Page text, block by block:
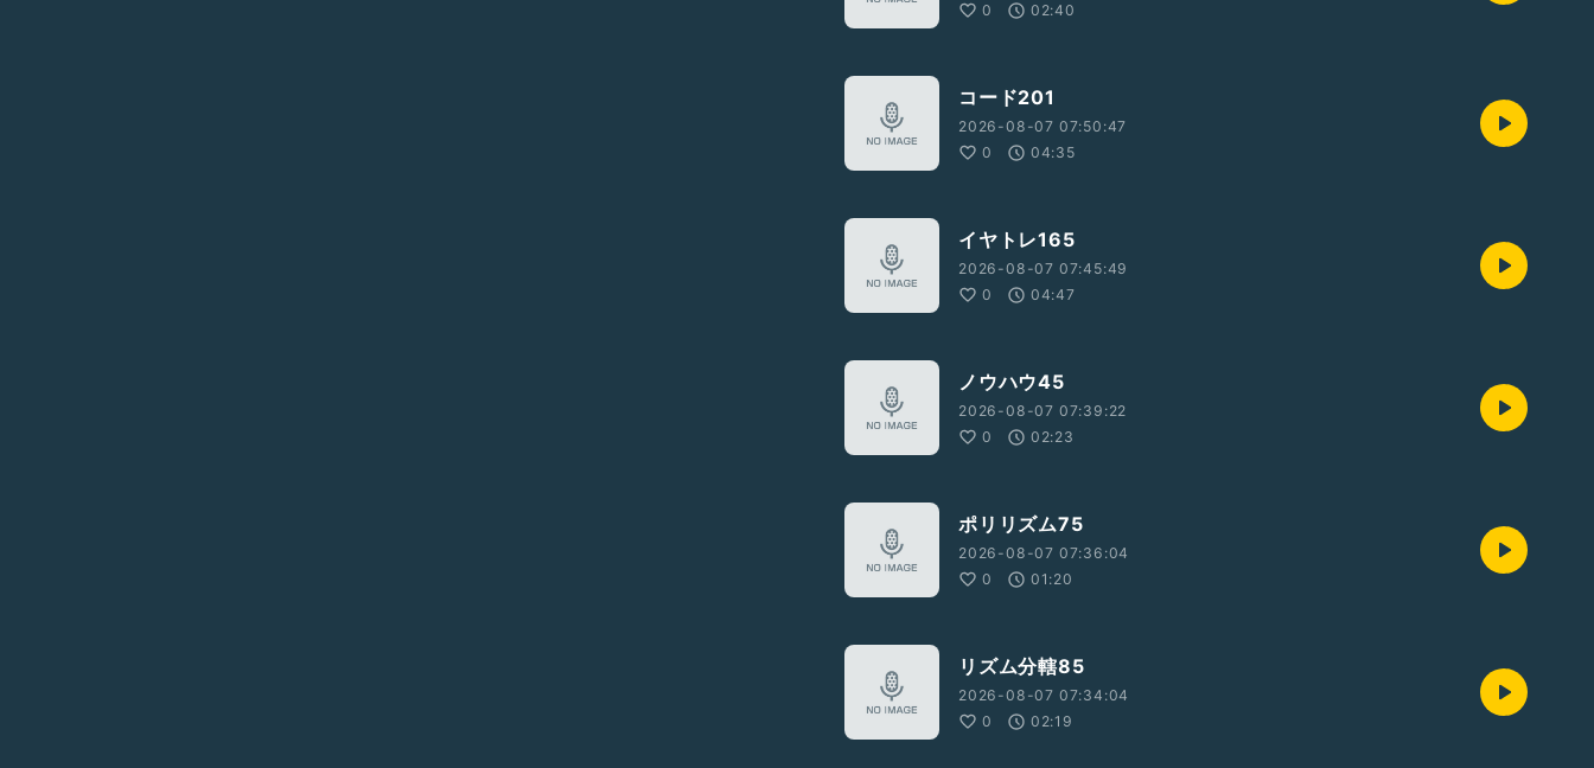
0
02:40
コード201
2026-08-07 07:50:47
0
04:35
イヤトレ165
2026-08-07 07:45:49
0
04:47
ノウハウ45
2026-08-07 07:39:22
0
02:23
ポリリズム75
2026-08-07 07:36:04
0
01:20
リズム分轄85
2026-08-07 07:34:04
0
02:19